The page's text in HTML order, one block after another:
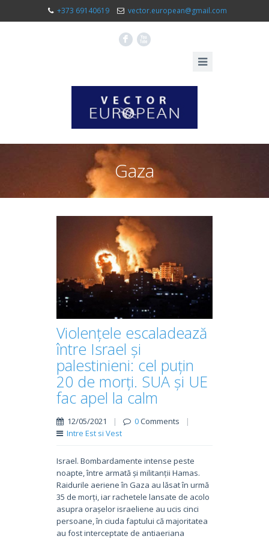
+373 69140619 vector.european@gmail.com
F X
Gaza
Violențele escaladează
între Israel și
palestinieni: cel puțin
20 de morți. SUA și UE
fac apel la calm
12/05/2021 | 0Comments
|
Intre Est si Vest
Israel. Bombardamente intense peste
noapte, între armată și militanții Hamas.
Raidurile aeriene în Gaza au lăsat în urmă
35 de morți, iar rachetele lansate de acolo
asupra orașelor israeliene au ucis cinci
persoane, în ciuda faptului că majoritatea
au fost interceptate de antiaeriana